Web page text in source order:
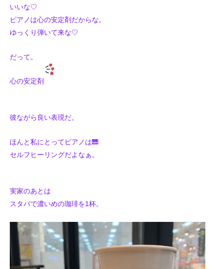
いいな♡
ピアノは心の安定剤だからな。
ゆっくり弾いて来な♡
だって。
心の安定剤
彼ながら良い表現だ。
ほんと私にとってピアノは🎹
セルフヒーリングだよなぁ。
実家のあとは
スタバで濃いめの珈琲を1杯。